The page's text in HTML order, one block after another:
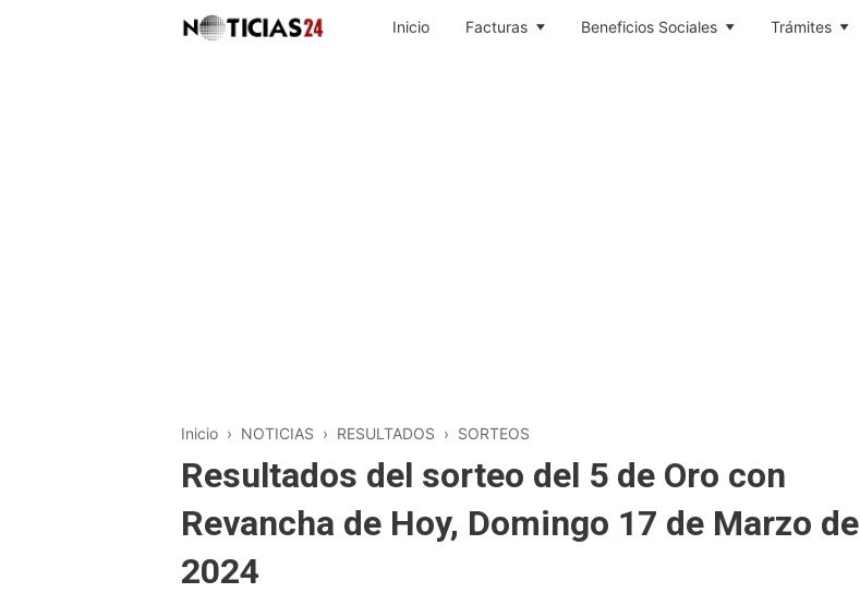
Inicio Facturas Beneficios Sociales Trámites
Inicio › NOTICIAS › RESULTADOS › SORTEOS
Resultados del sorteo del 5 de Oro con
Revancha de Hoy, Domingo 17 de Marzo de
2024